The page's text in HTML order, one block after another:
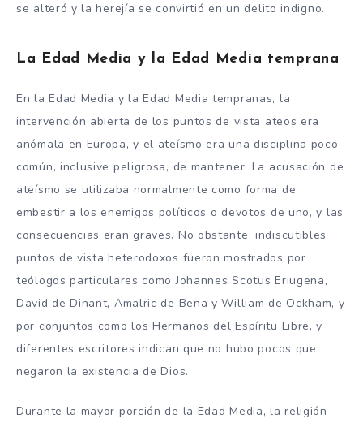
se alteró y la herejía se convirtió en un delito indigno.
La Edad Media y la Edad Media temprana
En la Edad Media y la Edad Media tempranas, la
intervención abierta de los puntos de vista ateos era
anómala en Europa, y el ateísmo era una disciplina poco
común, inclusive peligrosa, de mantener. La acusación de
ateísmo se utilizaba normalmente como forma de
embestir a los enemigos políticos o devotos de uno, y las
consecuencias eran graves. No obstante, indiscutibles
puntos de vista heterodoxos fueron mostrados por
teólogos particulares como Johannes Scotus Eriugena,
David de Dinant, Amalric de Bena y William de Ockham, y
por conjuntos como los Hermanos del Espíritu Libre, y
diferentes escritores indican que no hubo pocos que
negaron la existencia de Dios.
Durante la mayor porción de la Edad Media, la religión